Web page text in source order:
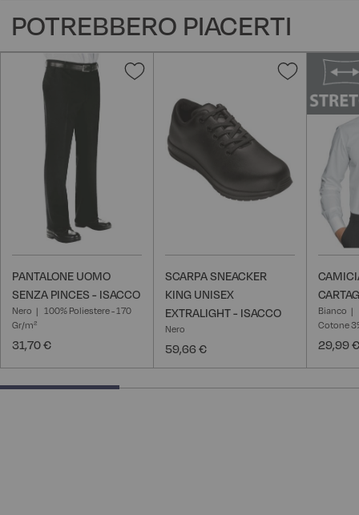
POTREBBERO PIACERTI
Aggiungi
lista
desideri
PANTALONE UOMO
SENZA PINCES - ISACCO
Nero
100% Poliestere - 170
Gr/m²
31,70 €
Aggiungi
alla
lista
desideri
SCARPA SNEACKER
KING UNISEX
EXTRALIGHT - ISACCO
Nero
59,66 €
Bianco
Cotone
29,99 €
33.33333333333333% completed